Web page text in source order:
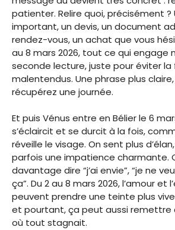
patienter. Relire quoi, précisément ?
important, un devis, un document
rendez-vous, un achat que vous
au 8 mars 2026, tout ce qui engage
seconde lecture, juste pour éviter
malentendus. Une phrase plus
récupérez une journée.
Et puis Vénus entre en Bélier le 6
s’éclaircit et se durcit à la fois,
réveille le visage. On sent plus
parfois une impatience charmante.
davantage dire “j’ai envie”, “je ne
ça”. Du 2 au 8 mars 2026, l’amour et
peuvent prendre une teinte plus
et pourtant, ça peut aussi remettre
où tout stagnait.